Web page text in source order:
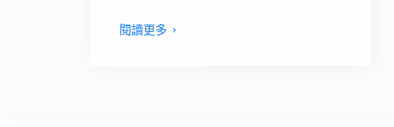
閱讀更多